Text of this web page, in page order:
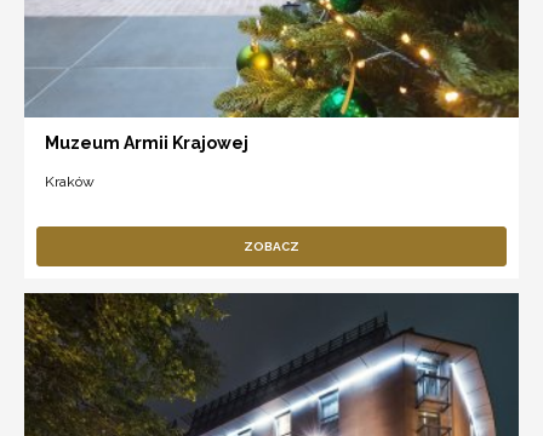
Muzeum Armii Krajowej
Kraków
ZOBACZ